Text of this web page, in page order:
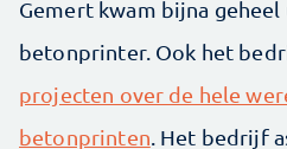
Gemert kwam bijna
betonprinter. Ook het
projecten over de hele
betonprinten . Het bedrijf